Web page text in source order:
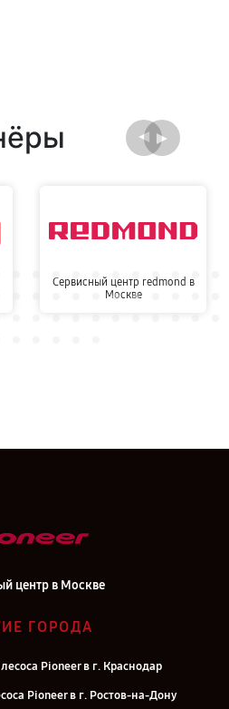
Сервисный центр redmond в
Москве
центр в Москве
ГОРОДА
Pioneer в г. Краснодар
Pioneer в г. Ростов-на-Дону